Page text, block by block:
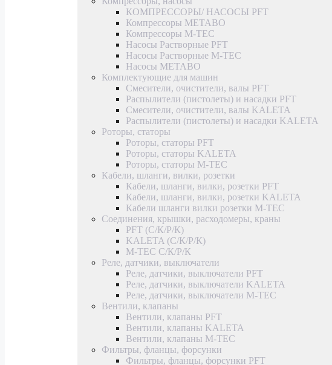
КОМПРЕССОРЫ/ НАСОСЫ PFT
Компрессоры METABO
Компрессоры M-TEC
Насосы Растворные PFT
Насосы Растворные M-TEC
Насосы METABO
Комплектующие для машин
Смесители, очистители, валы PFT
Распылители (пистолеты) и насадки PFT
Смесители, очистители, валы KALETA
Распылители (пистолеты) и насадки KALETA
Роторы, статоры
Роторы, статоры PFT
Роторы, статоры KALETA
Роторы, статоры M-TEC
Кабели, шланги, вилки, розетки
Кабели, шланги, вилки, розетки PFT
Кабели, шланги, вилки, розетки KALETA
Кабели шланги вилки розетки M-TEC
Соединения, крышки, расходомеры, краны
PFT (С/К/Р/К)
KALETA (С/К/Р/К)
M-TEC С/К/Р/К
Реле, датчики, выключатели
Реле, датчики, выключатели PFT
Реле, датчики, выключатели KALETA
Реле, датчики, выключатели M-TEC
Вентили, клапаны
Вентили, клапаны PFT
Вентили, клапаны KALETA
Вентили, клапаны M-TEC
Фильтры, фланцы, форсунки
Фильтры, фланцы, форсунки PFT